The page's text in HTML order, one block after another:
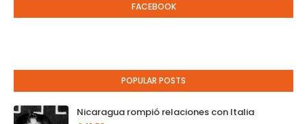
FACEBOOK
POPULAR POSTS
Nicaragua rompió relaciones con Italia